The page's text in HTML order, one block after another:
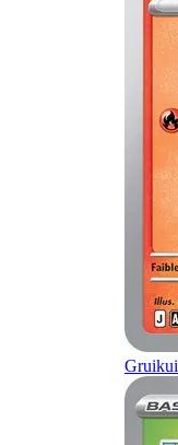
Gruikui